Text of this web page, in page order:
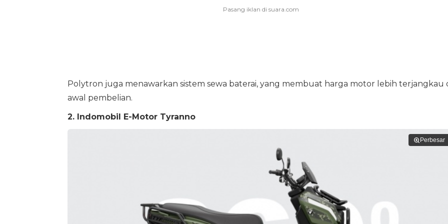
Polytron juga menawarkan sistem sewa baterai, yang membuat harga motor lebih terjangkau
awal pembelian.
2. Indomobil E-Motor Tyranno
Perbesar